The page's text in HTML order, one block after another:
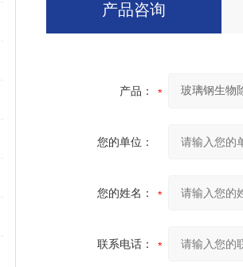
产品咨询
产品：
您的单位：
您的姓名：
联系电话：